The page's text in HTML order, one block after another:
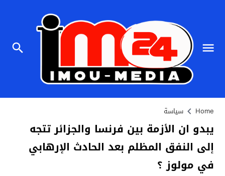
Home سياسة
يبدو ان الأزمة بين فرنسا والجزائر تتجه
إلى النفق المظلم بعد الحادث الإرهابي
في مولوز ؟